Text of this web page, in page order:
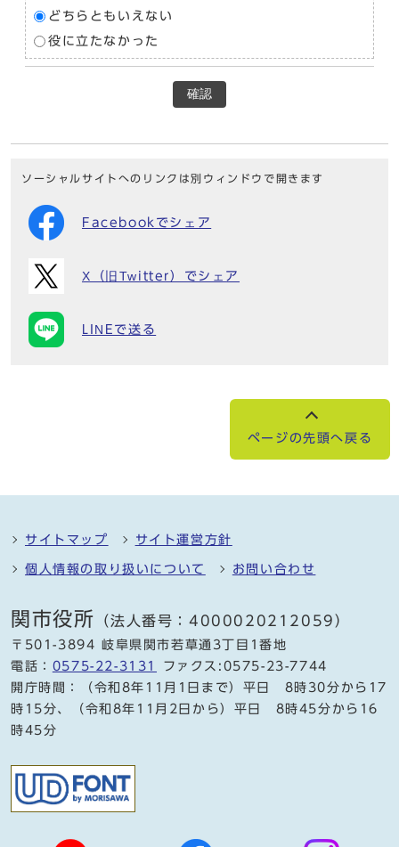
どちらともいえない
役に立たなかった
確認
ソーシャルサイトへのリンクは別ウィンドウで開きます
Facebookでシェア
X（旧Twitter）でシェア
LINEで送る
ページの先頭へ戻る
サイトマップ サイト運営方針
個人情報の取り扱いについて お問い合わせ
関市役所 （法人番号：4000020212059）
〒501-3894 岐阜県関市若草通3丁目1番地
電話： 0575-22-3131
ファクス:0575-23-7744
開庁時間：（令和8年11月1日まで）平日 8時30分から17
時15分、（令和8年11月2日から）平日 8時45分から16
時45分